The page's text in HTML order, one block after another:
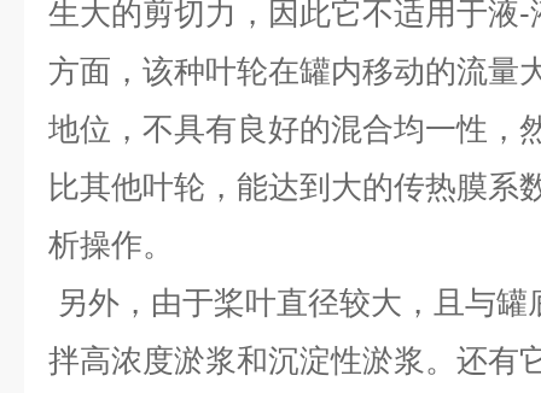
生大的剪切力，因此它不适用于液
方面，该种叶轮在罐内移动的流量
地位，不具有良好的混合均一性，
比其他叶轮，能达到大的传热膜系
析操作。
另外，由于桨叶直径较大，且与
拌高浓度淤浆和沉淀性淤浆。还有